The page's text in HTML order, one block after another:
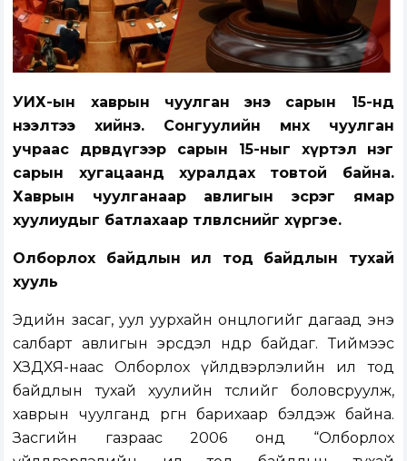
УИХ-ын хаврын чуулган энэ сарын 15-нд
нээлтээ хийнэ. Сонгуулийн өмнөх чуулган
учраас дөрөвдүгээр сарын 15-ныг хүртэл нэг
сарын хугацаанд хуралдах товтой байна.
Хаврын чуулганаар авлигын эсрэг ямар
хуулиудыг батлахаар төлөвлөснийг хүргэе.
Олборлох байдлын ил тод байдлын тухай
хууль
Эдийн засаг, уул уурхайн онцлогийг дагаад энэ
салбарт авлигын эрсдэл өндөр байдаг. Тиймээс
ХЗДХЯ-наас Олборлох үйлдвэрлэлийн ил тод
байдлын тухай хуулийн төслийг боловсруулж,
хаврын чуулганд өргөн барихаар бэлдэж байна.
Засгийн газраас 2006 онд “Олборлох